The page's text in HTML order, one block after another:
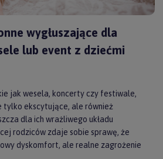
wygłuszające dla
lub event z dziećmi
jak wesela, koncerty czy festiwale,
tylko ekscytujące, ale również
dla ich wrażliwego układu
rodziców zdaje sobie sprawę, że
dyskomfort, ale realne zagrożenie